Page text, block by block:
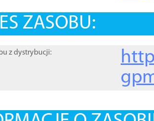
ZASOBU:
z dystrybucji: